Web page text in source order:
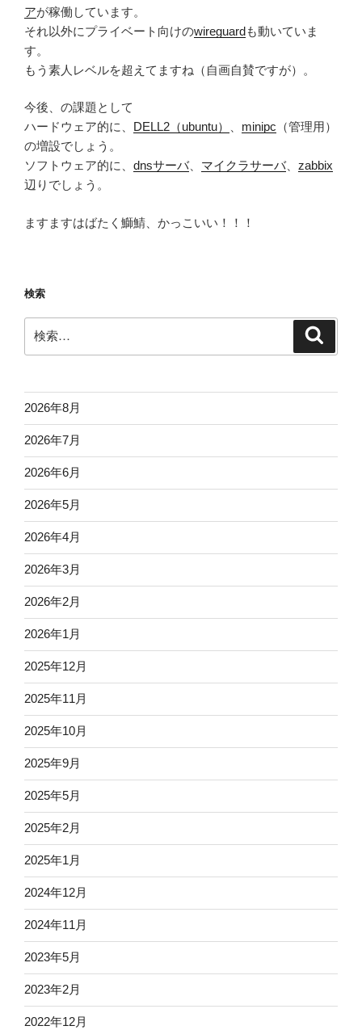
アが稼働しています。
それ以外にプライベート向けのwireguardも動いていま
す。
もう素人レベルを超えてますね（自画自賛ですが）。
今後、の課題として
ハードウェア的に、 DELL2（ubuntu） 、 minipc （管理用）
の増設でしょう。
ソフトウェア的に、 dnsサーバ、 マイクラサーバ、 zabbix
辺りでしょう。
ますますはばたく鰤鯖、かっこいい！！！
検索
索:
2026年8月
2026年7月
2026年6月
2026年5月
2026年4月
2026年3月
2026年2月
2026年1月
2025年12月
2025年11月
2025年10月
2025年9月
2025年5月
2025年2月
2025年1月
2024年12月
2024年11月
2023年5月
2023年2月
2022年12月